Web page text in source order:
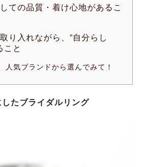
ての品質・着け心地があるこ
り入れながら、“自分らし
こと
人気ブランドから選んでみて！
たブライダルリング